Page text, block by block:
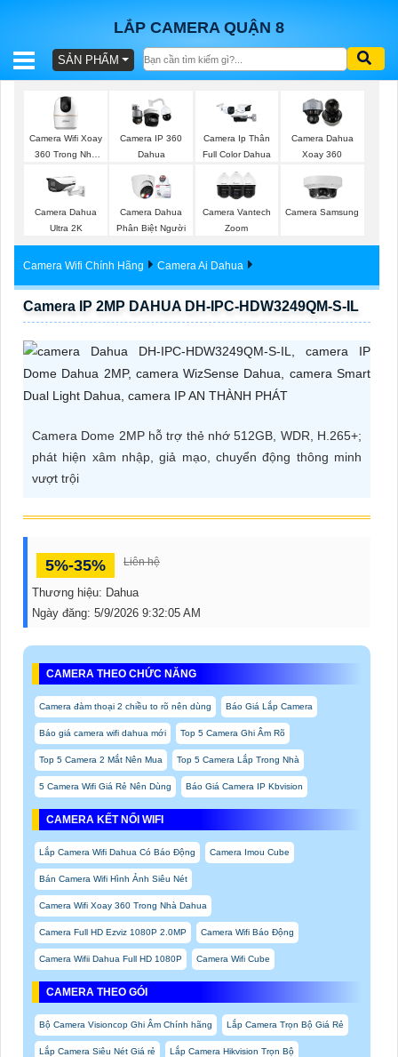
LẮP CAMERA QUẬN 8
BÁO
TRỌN
GÓI
VẤN
LẮP
ĐẶT
PHỤ
TƯ
VẤN
DỊCH
SẢN PHẨM
Camera Wifi Xoay
360 Trong Nhà
Camera IP 360
Dahua
Camera Ip Thân
Full Color Dahua
Camera Dahua
Xoay 360
Camera Dahua
Ultra 2K
Camera Dahua
Phân Biệt Người
Camera Vantech
Zoom
Camera Samsung
Camera Wifi Chính Hãng Camera Ai Dahua
Camera IP 2MP DAHUA DH-IPC-HDW3249QM-S-IL
Camera Dome 2MP hỗ trợ thẻ nhớ 512GB, WDR, H.265+;
phát hiện xâm nhập, giả mạo, chuyển động thông minh
vượt trội
5%-35% Liên hệ
Thương hiệu: Dahua
Ngày đăng: 5/9/2026 9:32:05 AM
CAMERA THEO CHỨC NĂNG
Camera đàm thoại 2 chiều to rõ nên dùng Báo Giá Lắp Camera
Báo giá camera wifi dahua mới Top 5 Camera Ghi Âm Rõ
Top 5 Camera 2 Mắt Nên Mua Top 5 Camera Lắp Trong Nhà
5 Camera Wifi Giá Rẻ Nên Dùng Báo Giá Camera IP Kbvision
CAMERA KẾT NỐI WIFI
Lắp Camera Wifi Dahua Có Báo Động Camera Imou Cube
Bán Camera Wifi Hình Ảnh Siêu Nét
Camera Wifi Xoay 360 Trong Nhà Dahua
Camera Full HD Ezviz 1080P 2.0MP Camera Wifi Báo Động
Camera Wifii Dahua Full HD 1080P Camera Wifi Cube
CAMERA THEO GÓI
Bộ Camera Visioncop Ghi Âm Chính hãng Lắp Camera Trọn Bộ Giá Rẻ
Lắp Camera Siêu Nét Giá rẻ Lắp Camera Hikvision Trọn Bộ